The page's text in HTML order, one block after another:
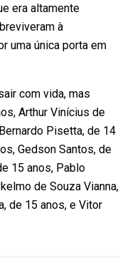
era altamente
à
uma única porta em
com vida, mas
Arthur Vinícius de
Pisetta, de 14
Gedson Santos, de
15 anos, Pablo
de Souza Vianna,
de 15 anos, e Vitor